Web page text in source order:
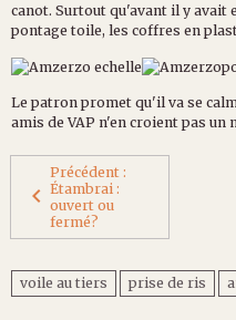
canot. Surtout qu'avant il y avait
pontage toile, les coffres en
Le patron promet qu'il va se
amis de VAP n'en croient pas un
Précédent :
Étambrai :
ouvert ou
fermé?
voile au tiers prise de ris